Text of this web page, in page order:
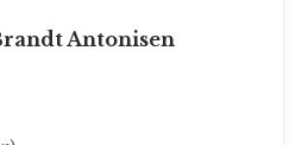
Antonisen